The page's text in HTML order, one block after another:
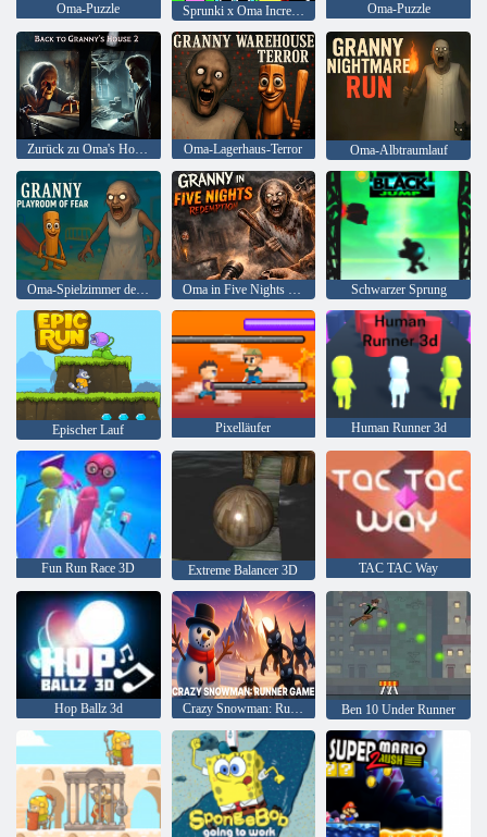
Oma-Puzzle Sprunki x Oma Incredibox Oma-Puzzle
Zurück zu Oma's House 2 Oma-Lagerhaus-Terror Oma-Albtraumlauf
Oma-Spielzimmer der Angst Oma in Five Nights Redemption Schwarzer Sprung
Epischer Lauf Pixelläufer Human Runner 3d
Fun Run Race 3D Extreme Balancer 3D TAC TAC Way
Hop Ballz 3d Crazy Snowman: Runner-Spiel Ben 10 Under Runner